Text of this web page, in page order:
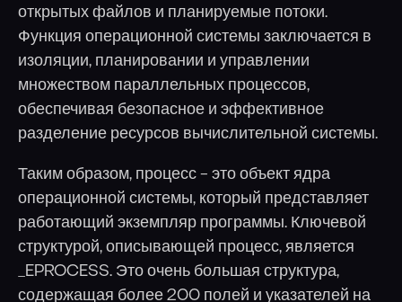
открытых файлов и планируемые потоки.
Функция операционной системы заключается в
изоляции, планировании и управлении
множеством параллельных процессов,
обеспечивая безопасное и эффективное
разделение ресурсов вычислительной системы.
Таким образом, процесс – это объект ядра
операционной системы, который представляет
работающий экземпляр программы. Ключевой
структурой, описывающей процесс, является
_EPROCESS. Это очень большая структура,
содержащая более 200 полей и указателей на